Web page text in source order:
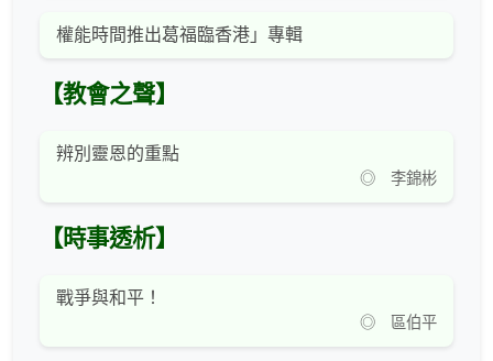
權能時間推出葛福臨香港」專輯
【教會之聲】
辨別靈恩的重點
◎ 李錦彬
【時事透析】
戰爭與和平！
◎ 區伯平